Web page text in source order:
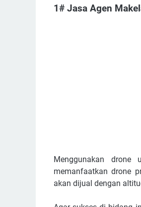
1# Jasa Agen
Menggunakan
memanfaatkan drone
akan dijual dengan